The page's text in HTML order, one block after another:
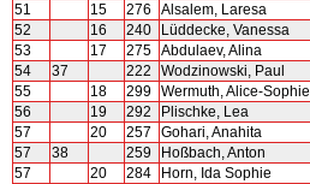
51
15 276 Alsalem, Laresa
52
16 240 Lüddecke, Vanessa
53
17 275 Abdulaev, Alina
54
37 222 Wodzinowski, Paul
55
18 299 Wermuth, Alice-Sophie
56
19 292 Plischke, Lea
57
20 257 Gohari, Anahita
57
38 259 Hoßbach, Anton
57
20 284 Horn, Ida Sophie